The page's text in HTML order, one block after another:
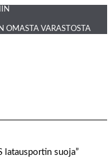
OMASTA VARASTOSTA
latausportin suoja”